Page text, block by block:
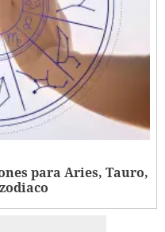
para Aries, Tauro,